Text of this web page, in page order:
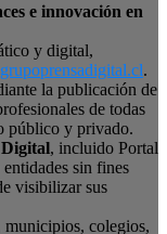
e innovación en
y digital,
.
la publicación de
de todas
público y privado.
, incluido Portal
sin fines
visibilizar sus
municipios, colegios,